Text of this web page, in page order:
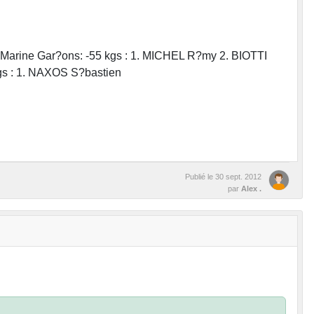
Gar?ons: -55 kgs : 1. MICHEL R?my 2. BIOTTI
: 1. NAXOS S?bastien
Publié le 30 sept. 2012
par Alex .